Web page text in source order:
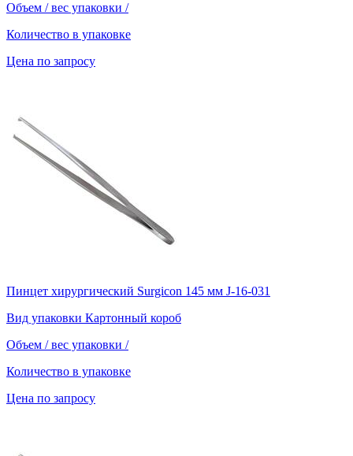
Объем / вес упаковки /
Количество в упаковке
Цена по запросу
Пинцет хирургический Surgicon 145 мм J-16-031
Вид упаковки Картонный короб
Объем / вес упаковки /
Количество в упаковке
Цена по запросу